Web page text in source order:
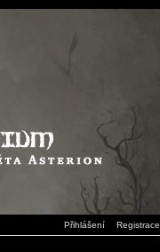
Přihlášení Registrace